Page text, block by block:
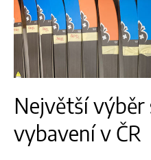
Největší výběr
vybavení v ČR